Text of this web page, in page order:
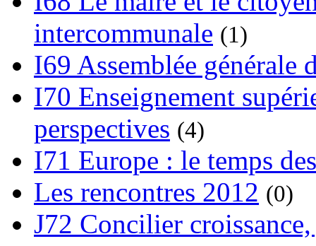
intercommunale (1)
I69 Assemblée générale
I70 Enseignement
perspectives (4)
I71 Europe : le temps
Les rencontres 2012 (0)
J72 Concilier